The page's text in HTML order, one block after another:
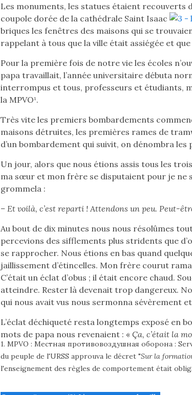
texte
en
français
(flèche
Les monuments, les statues étaient recouverts
coupole dorée de la cathédrale Saint Isaaс
briques les fenêtres des maisons qui se
rappelant à tous que la ville était assiégée et
Pour la première fois de notre vie les écoles
papa travaillait, l’année universitaire débuta
interrompus et tous, professeurs et étudiants,
la MPVO¹.
Très vite les premiers bombardements
maisons détruites, les premières rames de
d’un bombardement qui suivit, on dénombra
Un jour, alors que nous étions assis tous les
ma sœur et mon frère se disputaient pour je ne
grommela :
– Et voilà, c’est reparti ! Attendons un peu. Peut-
Au bout de dix minutes nous nous résolûmes
percevions des sifflements plus stridents que
se rapprocher. Nous étions en bas quand
jaillissement d’étincelles. Mon frère courut
C’était un éclat d’obus ; il était encore chaud.
atteindre. Rester là devenait trop dangereux.
qui nous avait vus nous sermonna sévèrement
L’éclat déchiqueté resta longtemps exposé en
mots de papa nous revenaient : « Ça, c’était la
Lire
note
de
de
1. MPVO : Местная противовоздушная оборона :
du peuple de l'URSS approuva le décret "Sur la
l'enseignement des règles de comportement était